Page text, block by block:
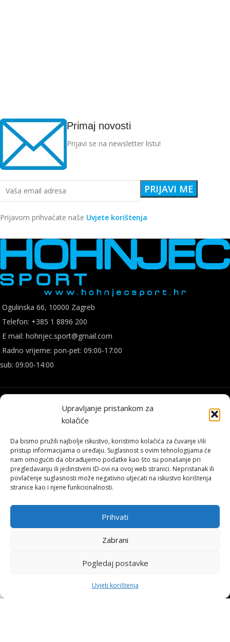
Upravljanje pristankom za
kolačiće
Da bismo pružili najbolje iskustvo, koristimo kolačića za čuvanje i/ili
pristup informacijama o uređaju. Suglasnost s ovim tehnologijama će
nam omogućiti da obrađujemo podatke kao što su ponašanje pri
pregledavanju ili jedinstveni ID-ovi na ovoj web stranici. Nepristanak ili
povlačenje suglasnosti može negativno utjecati na iskustvo korištenja
stranice kao i njene funkcionalnosti.
Prihvati
Zabrani
Pogledaj postavke
Uvjeti korištenja
Primaj novosti
Prijavi se na newsletter listu!
Prijavom prihvaćate naše Uvjete korištenja
Ogulinska 66, 10000 Zagreb
Telefon: +385 1 8896 200
E mail: hohnjec.sport@gmail.com
Radno vrijeme: pon-pet: 09:00-17:00
sub: 09:00-14:00
Hohnjec Sport je jedini ovlašteni Shimano servisni centar u Hrvatskoj.
vrhunsku, certificiranu uslugu.
ONLINE KUPNJA
Načini plaćanja
Povrat i reklamacije
Pohvale i prigovori